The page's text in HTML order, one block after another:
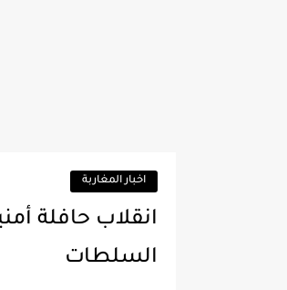
اخبار المغاربة
انقلاب حافلة
السلطات